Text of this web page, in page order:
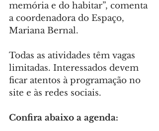
memória e do habitar”, comenta
a coordenadora do Espaço,
Mariana Bernal.
Todas as atividades têm vagas
limitadas. Interessados devem
ficar atentos à programação no
site e às redes sociais.
Confira abaixo a agenda: